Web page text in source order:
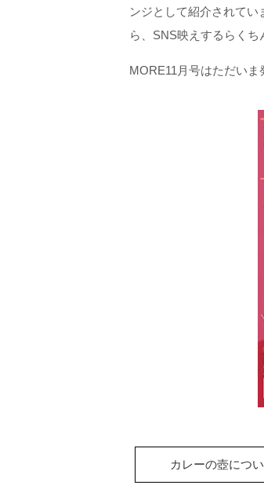
ンジとして紹介されてい
ら、SNS映えするらくち
MORE11月号はただいま
カレーの壺につ